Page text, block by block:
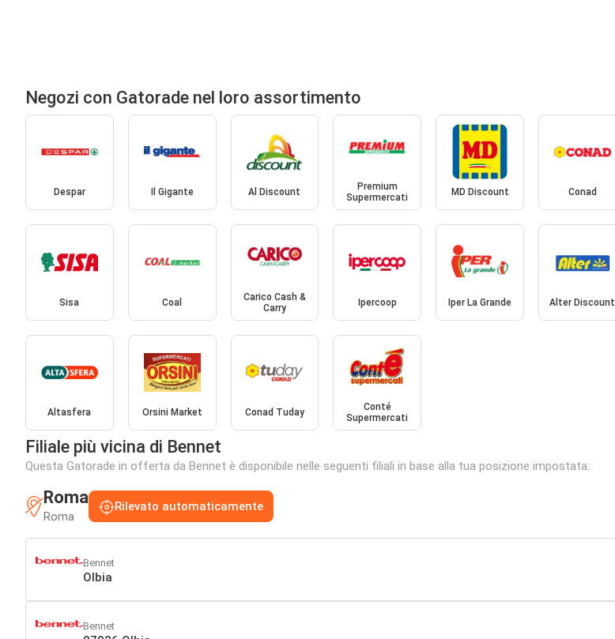
Negozi con Gatorade nel loro assortimento
Despar Il Gigante Al Discount
Premium
Supermercati
MD Discount Conad
Sisa Coal
Carico Cash &
Carry
Ipercoop Iper La Grande Alter Discount
Altasfera Orsini Market Conad Tuday
Conté
Supermercati
Filiale più vicina di Bennet
Questa Gatorade in offerta da Bennet è disponibile nelle seguenti filiali in base alla tua posizione impostata:
Roma
Roma
Rilevato automaticamente
Bennet
Olbia
Bennet